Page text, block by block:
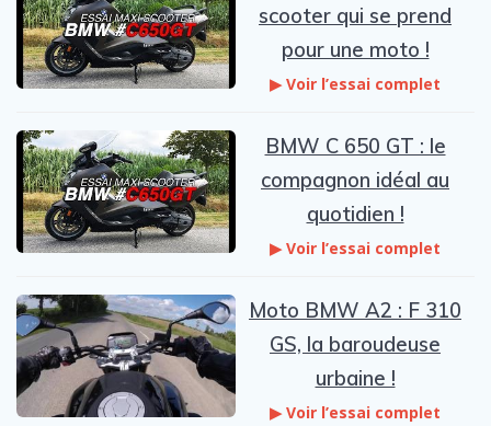
scooter qui se prend
pour une moto !
▶ Voir l’essai complet
BMW C 650 GT : le
compagnon idéal au
quotidien !
▶ Voir l’essai complet
Moto BMW A2 : F 310
GS, la baroudeuse
urbaine !
▶ Voir l’essai complet